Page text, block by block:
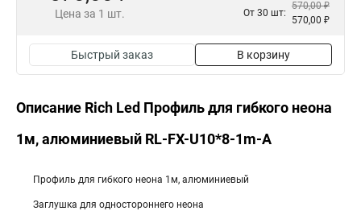
Цена за 1 шт. От 30 шт:
570,00 ₽
570,00 ₽
Быстрый заказ В корзину
Описание Rich Led Профиль для гибкого неона
1м, алюминиевый RL-FX-U10*8-1m-A
Профиль для гибкого неона 1м, алюминиевый
Заглушка для одностороннего неона